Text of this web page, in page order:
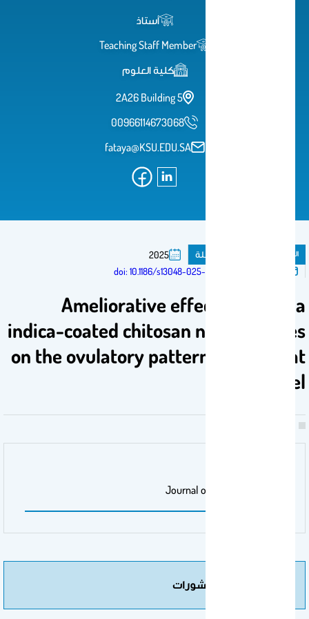
أستاذ
Teaching Staff Member
كلية العلوم
2A26 Building 5
00966114673068
fataya@KSU.EDU.SA
المنشورات مقال فى مجلة
2025
doi: 10.1186/s13048-025-01635-0
Ameliorative effect of Fagonia
indica-coated chitosan nanoparticles
on the ovulatory pattern in PCOS rat
model
Journal of Ovarian Research
مزيد من المنشورات